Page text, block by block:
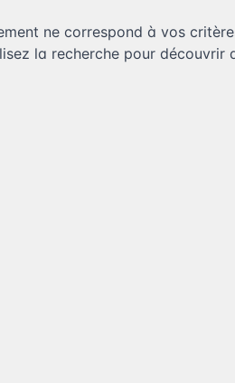
ne correspond à vos
la recherche pour découvrir